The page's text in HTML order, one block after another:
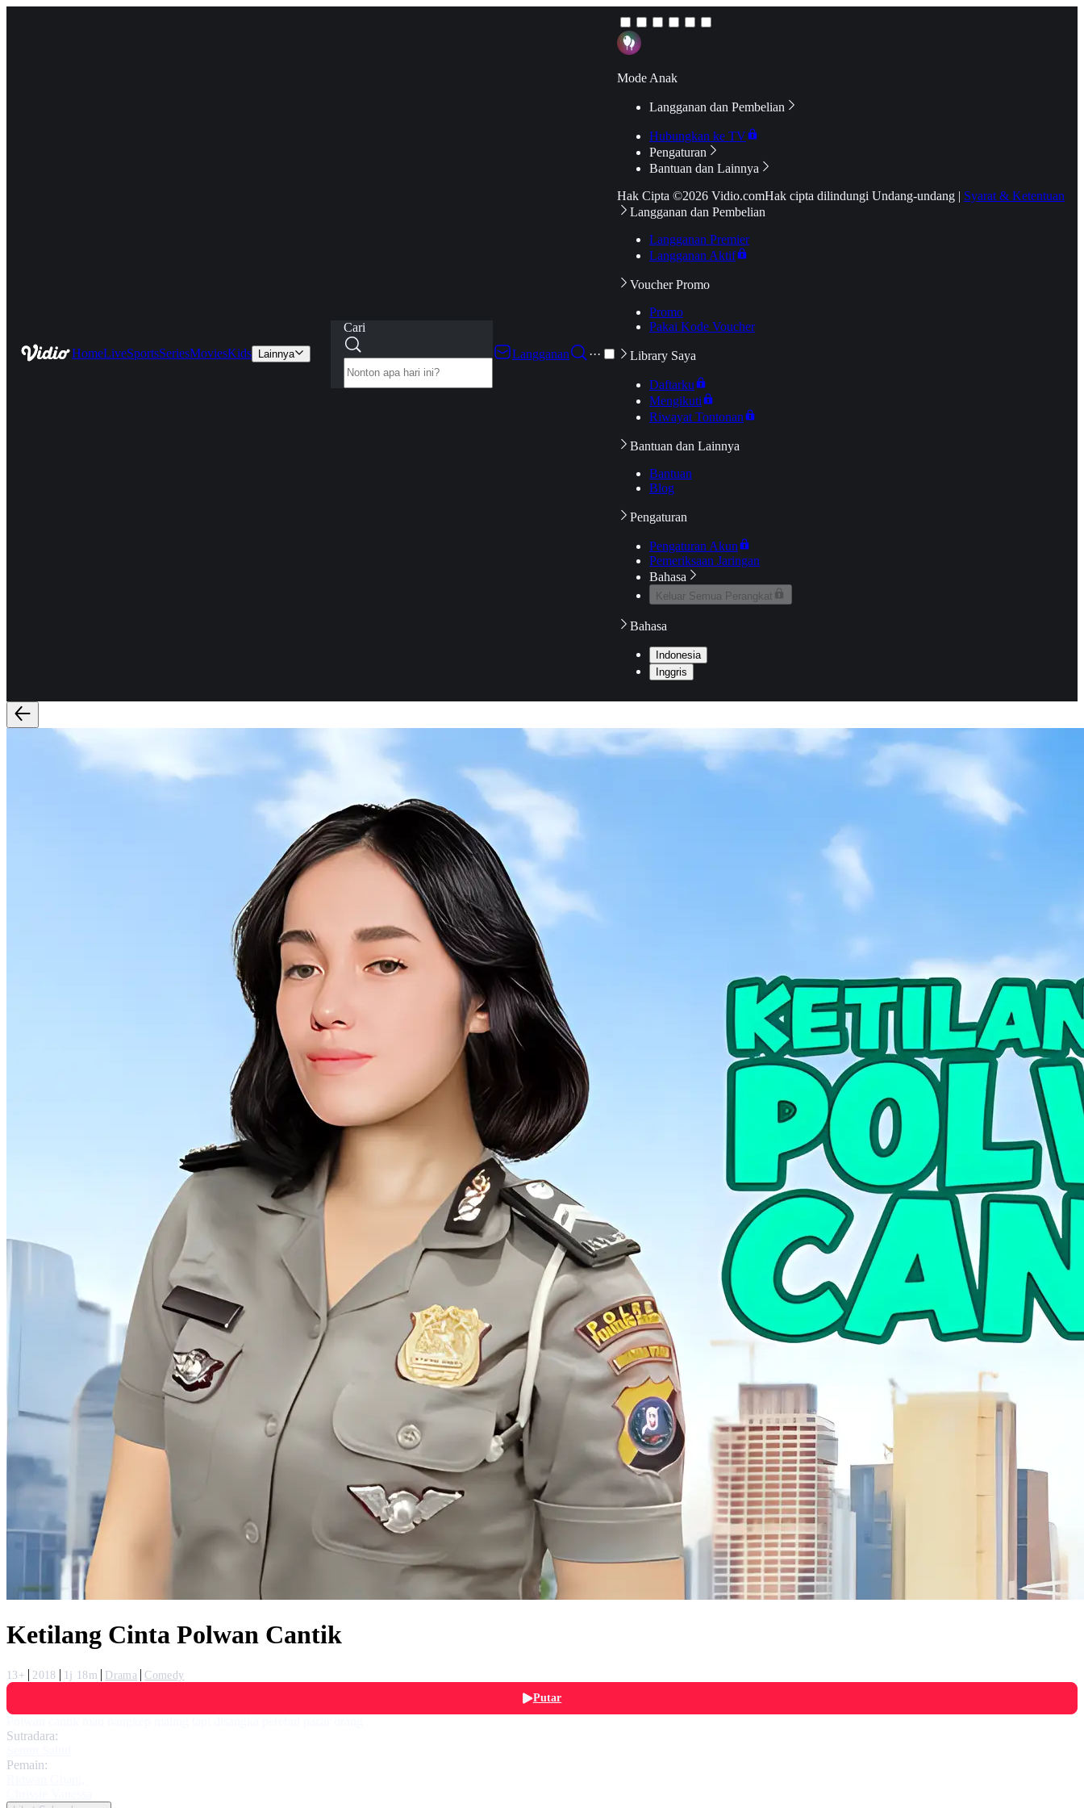
HomeLiveSportsSeriesMoviesKids Lainnya
Cari
Langganan
···
Mode Anak
Langganan dan Pembelian
Hubungkan ke TV
Pengaturan
Bantuan dan Lainnya
Hak Cipta ©2026 Vidio.comHak cipta dilindungi Undang-undang | Syarat & Ketentuan
Langganan dan Pembelian
Langganan Premier
Langganan Aktif
Voucher Promo
Promo
Pakai Kode Voucher
Library Saya
Daftarku
Mengikuti
Riwayat Tontonan
Bantuan dan Lainnya
Bantuan
Blog
Pengaturan
Pengaturan Akun
Pemeriksaan Jaringan
Bahasa
Keluar Semua Perangkat
Bahasa
Indonesia
Inggris
Ketilang Cinta Polwan Cantik
13+ 2018 1j 18m Drama
Comedy
Putar
Sutradara:
Pemain: